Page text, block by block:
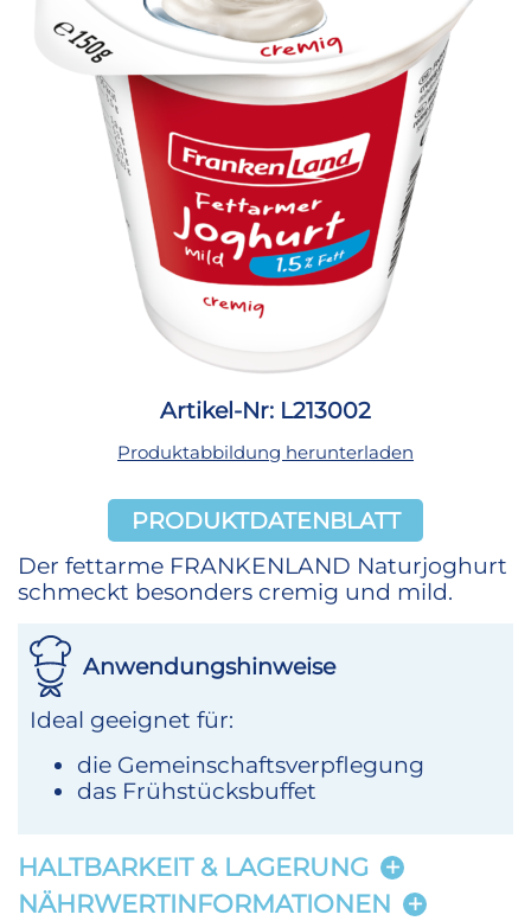
Artikel-Nr: L213002
Produktabbildung herunterladen
PRODUKTDATENBLATT
Der fettarme FRANKENLAND Naturjoghurt
schmeckt besonders cremig und mild.
Anwendungshinweise
Ideal geeignet für:
die Gemeinschaftsverpflegung
das Frühstücksbuffet
HALTBARKEIT & LAGERUNG
NÄHRWERTINFORMATIONEN